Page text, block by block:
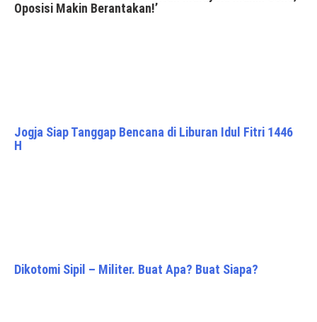
Oposisi Makin Berantakan!’
Jogja Siap Tanggap Bencana di Liburan Idul Fitri 1446
H
Dikotomi Sipil – Militer. Buat Apa? Buat Siapa?